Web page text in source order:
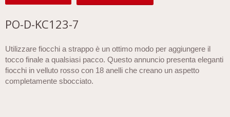
PO-D-KC123-7
Utilizzare fiocchi a strappo è un ottimo modo per aggiungere il
tocco finale a qualsiasi pacco. Questo annuncio presenta eleganti
fiocchi in velluto rosso con 18 anelli che creano un aspetto
completamente sbocciato.